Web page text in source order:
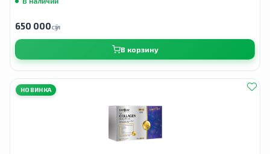
650 000сӯм
В корзину
НОВИНКА